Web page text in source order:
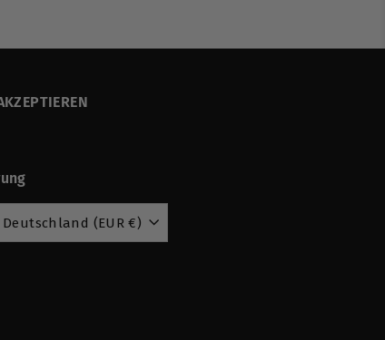
Deutschland (EUR €)